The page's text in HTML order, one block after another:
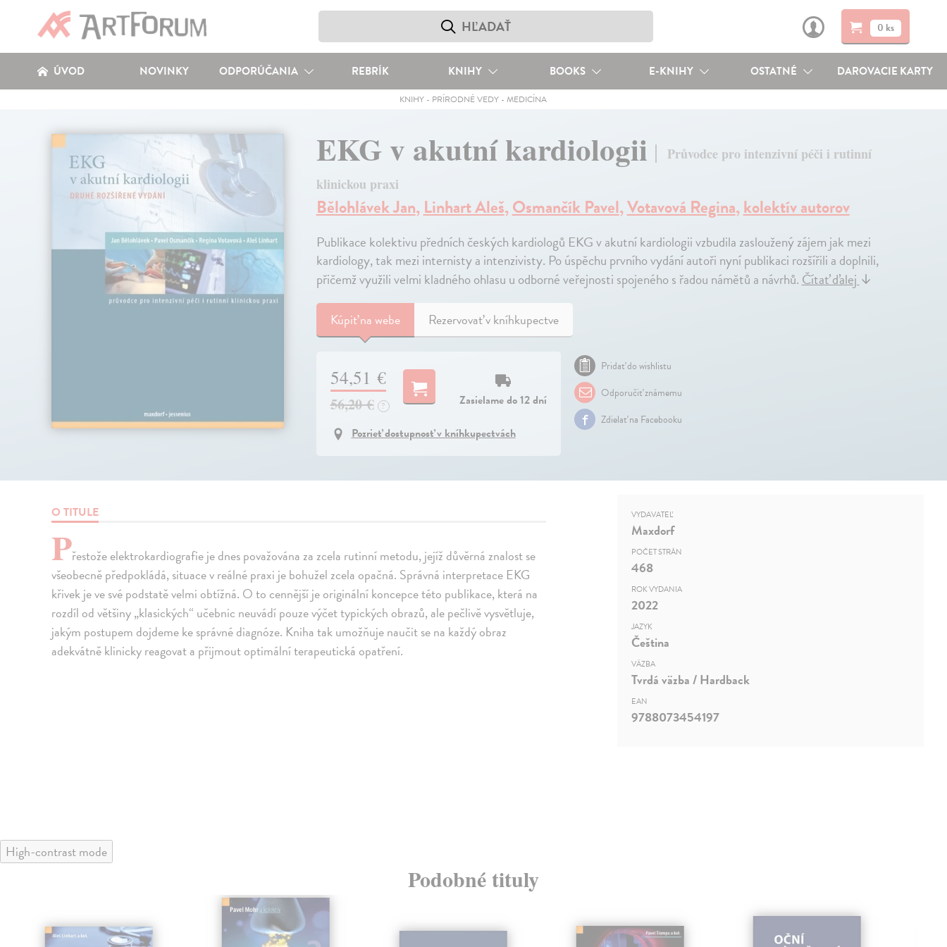
0 ks
ÚVOD NOVINKY ODPORÚČANIA REBRÍK KNIHY BOOKS E-KNIHY OSTATNÉ DAROVACIE KARTY
KNIHY - PRÍRODNÉ VEDY -MEDICÍNA
EKG v akutní kardiologii
Průvodce pro intenzivní péči i rutinní
klinickou praxi
Bělohlávek Jan,Linhart Aleš,Osmančík Pavel,Votavová Regina,kolektív autorov
Publikace kolektivu předních českých kardiologů EKG v akutní kardiologii vzbudila zasloužený zájem jak mezi
kardiology, tak mezi internisty a intenzivisty. Po úspěchu prvního vydání autoři nyní publikaci rozšířili a doplnili,
přičemž využili velmi kladného ohlasu u odborné veřejnosti spojeného s řadou námětů a návrhů.Čítať ďalej↓
Kúpiťna webe Rezervovať v kníhkupectve
54,51 €
56,20 € ?
Zasielame do 12 dní
Pozrieť dostupnosť v kníhkupectvách
Pridať do wishlistu
Odporučiť známemu
Zdielať na Facebooku
O TITULE
Přestože elektrokardiografie je dnes považována za zcela rutinní metodu, jejíž důvěrná znalost se
všeobecně předpokládá, situace v reálné praxi je bohužel zcela opačná. Správná interpretace EKG
křivek je ve své podstatě velmi obtížná. O to cennější je originální koncepce této publikace, která na
rozdíl od většiny „klasických“ učebnic neuvádí pouze výčet typických obrazů, ale pečlivě vysvětluje,
jakým postupem dojdeme ke správné diagnóze. Kniha tak umožňuje naučit se na každý obraz
adekvátně klinicky reagovat a přijmout optimální terapeutická opatření.
VYDAVATEĽ
Maxdorf
POČET STRÁN
468
ROK VYDANIA
2022
JAZYK
Čeština
VÄZBA
Tvrdá väzba / Hardback
EAN
9788073454197
High-contrast mode
Podobné tituly